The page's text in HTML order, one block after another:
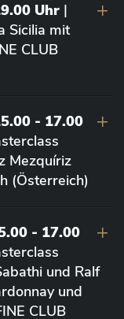
Uhr |
Sicilia mit
CLUB
- 17.00
Mezquíriz
(Österreich)
- 17.00
und Ralf
und
CLUB